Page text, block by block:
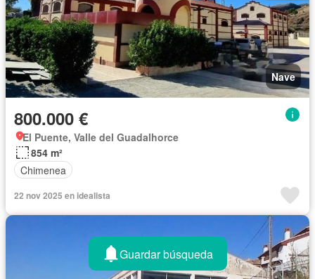
Nave
800.000 €
El Puente, Valle del Guadalhorce
854 m²
Chimenea
22 nov 2025 en idealista
Guardar búsqueda